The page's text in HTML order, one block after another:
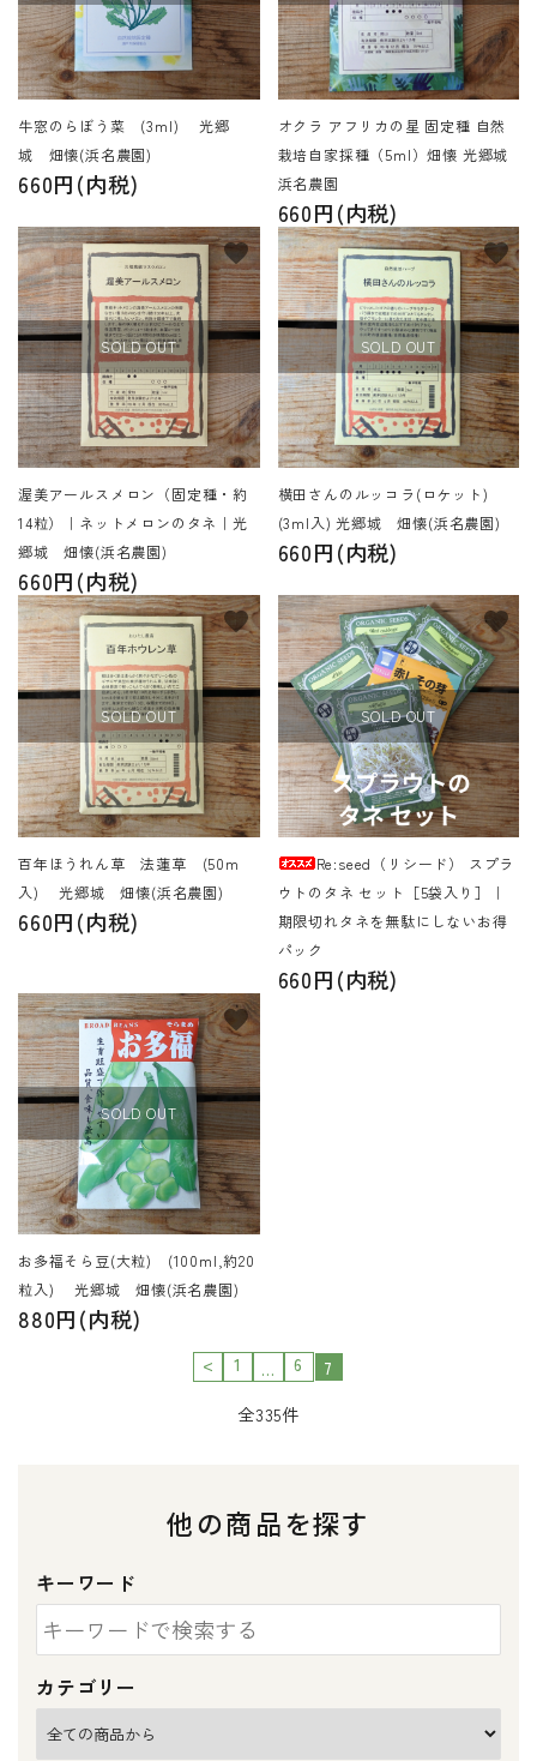
牛窓のらぼう菜 (3ml) 光郷
城 畑懐(浜名農園)
660円(内税)
オクラ アフリカの星 固定種 自然
栽培自家採種（5ml）畑懐 光郷城
浜名農園
660円(内税)
SOLD OUT
渥美アールスメロン（固定種・約
14粒）｜ネットメロンのタネ｜光
郷城 畑懐(浜名農園)
660円(内税)
favorite
SOLD OUT
横田さんのルッコラ(ロケット)
(3ml入) 光郷城 畑懐(浜名農園)
660円(内税)
favorite
SOLD OUT
百年ほうれん草 法蓮草 (50m
入) 光郷城 畑懐(浜名農園)
660円(内税)
favorite
SOLD OUT
Re:seed（リシード） スプラ
ウトのタネ セット［5袋入り］｜
期限切れタネを無駄にしないお得
パック
660円(内税)
favorite
SOLD OUT
お多福そら豆(大粒) (100ml,約20
粒入) 光郷城 畑懐(浜名農園)
880円(内税)
favorite
< 1 … 6
7
全335件
他の商品を探す
キーワード
カテゴリー